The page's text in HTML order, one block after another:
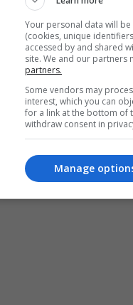
Your personal data will
(cookies, unique
accessed by and shared
site. We and our partners
partners.
Some vendors may
interest, which you can
for a link at the bottom of
withdraw consent in
Manage